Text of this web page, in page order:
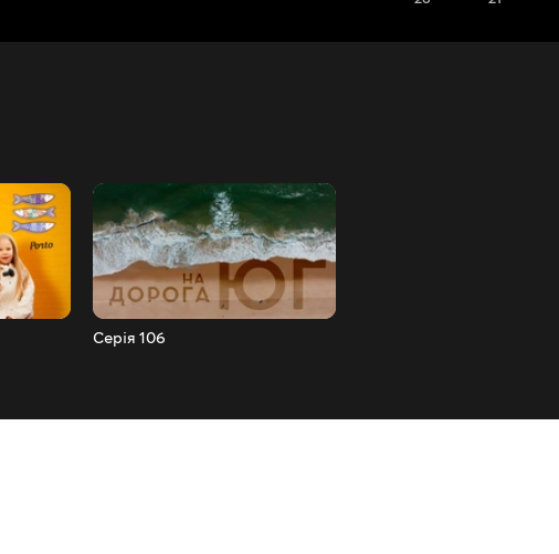
Серія 106